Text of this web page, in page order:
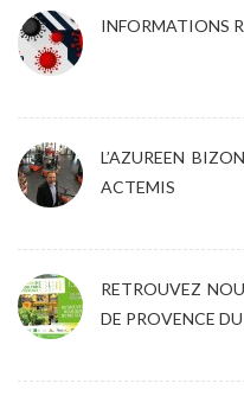
INFORMATIONS
L’AZUREEN
ACTEMIS
RETROUVEZ
DE PROVENCE